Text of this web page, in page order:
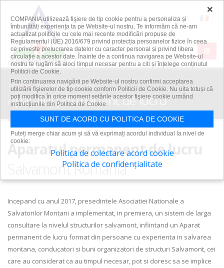
Harta Repartitie
ACASA SALVAMONT ROMANIA
Aparatul permanent de lucru
Aparatul permanent de lucru
Salvamont Romania
Incepand cu anul 2017, presedintele Asociatiei Nationale a
Salvatorilor Montani a implementat, in premiera, un sistem de larga
consultare la nivelul structurilor salvamont, infiintand un Aparat
permanent de lucru format din persoane cu experienta in salvarea
montana, conducatori si buni organizatori de structuri Salvamont, cei
care au considerat ca au timpul necesar, pot si doresc sa se implice
×
COMPANIA utilizează fişiere de tip cookie pentru a personaliza și
îmbunătăți experiența ta pe Website-ul nostru. Te informăm că ne-am
actualizat politicile cu cele mai recente modificări propuse de
Regulamentul (UE) 2016/679 privind protecția persoanelor fizice în ceea
ce privește prelucrarea datelor cu caracter personal și privind libera
circulație a acestor date. Înainte de a continua navigarea pe Website-ul
nostru te rugăm să aloci timpul necesar pentru a citi și înțelege conținutul
Politicii de Cookie.
Prin continuarea navigării pe Website-ul nostru confirmi acceptarea
utilizării fişierelor de tip cookie conform Politicii de Cookie. Nu uita totuși că
poți modifica în orice moment setările acestor fişiere cookie urmând
instrucțiunile din Politica de Cookie.
SUNT DE ACORD CU POLITICA DE COOKIE
Puteți merge chiar acum și să vă exprimați acordul individual la nivel de
cookie:
Politica de colectare acord cookie
Politica de confidențialitate